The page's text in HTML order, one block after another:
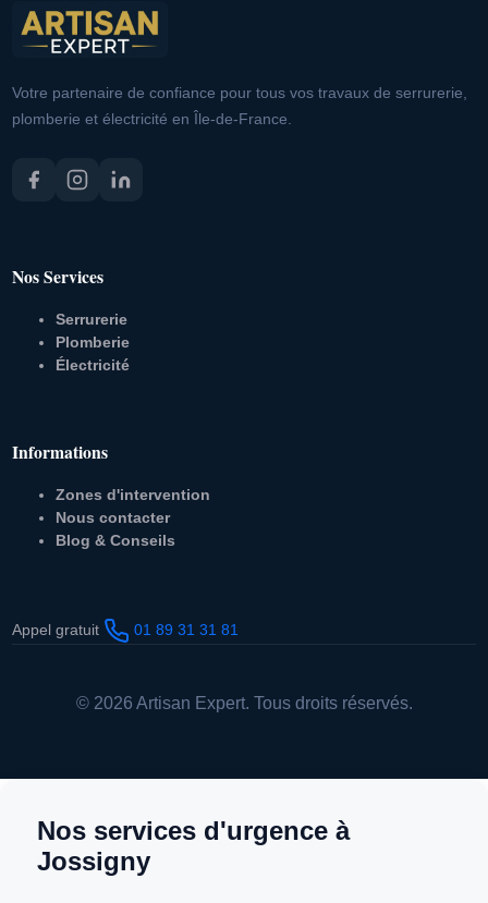
Votre partenaire de confiance pour tous vos travaux de serrurerie,
plomberie et électricité en Île-de-France.
Nos Services
Serrurerie
Plomberie
Électricité
Informations
Zones d'intervention
Nous contacter
Blog & Conseils
Appel gratuit 01 89 31 31 81
© 2026 Artisan Expert. Tous droits réservés.
Nos services d'urgence à
Jossigny